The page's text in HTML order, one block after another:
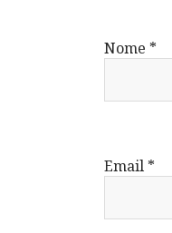
Nome *
Email *